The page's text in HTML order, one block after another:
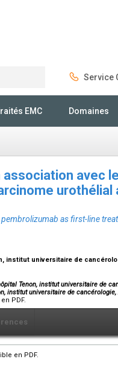
Service
EMC Domaines
avec
as first-line
institut universitaire de
Tenon, institut universitaire de
institut universitaire de
PDF.
en PDF.